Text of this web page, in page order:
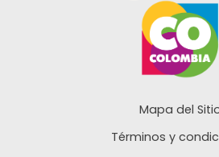
Mapa del
Términos y